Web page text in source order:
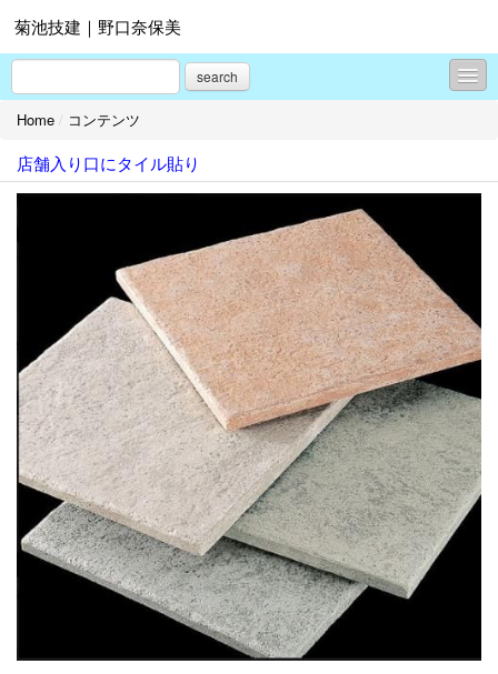
菊池技建｜野口奈保美
search
コンテンツ
プロフィール
Home / コンテンツ
店舗入り口にタイル貼り